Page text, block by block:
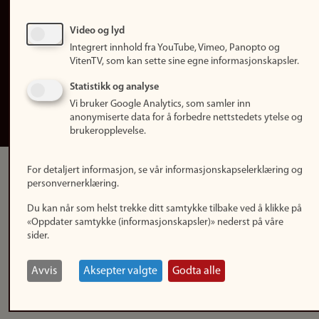
Tilgjengelighetserklæring
Rediger din ansattside
English
Video og lyd
Integrert innhold fra YouTube, Vimeo, Panopto og
VitenTV, som kan sette sine egne informasjonskapsler.
Statistikk og analyse
Vi bruker Google Analytics, som samler inn
anonymiserte data for å forbedre nettstedets ytelse og
brukeropplevelse.
For detaljert informasjon, se vår informasjonskapselerklæring og
personvernerklæring.
Du kan når som helst trekke ditt samtykke tilbake ved å klikke på
«Oppdater samtykke (informasjonskapsler)» nederst på våre
sider.
Avvis Aksepter valgte Godta alle